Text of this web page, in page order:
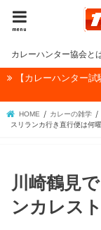
menu
カレーハンター協会と
【カレーハンター
HOME カレーの雑学
スリランカ行き直行便は何
川崎鶴見
ンカレス